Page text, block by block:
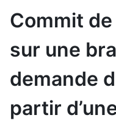
Commit
sur une
demande
partir